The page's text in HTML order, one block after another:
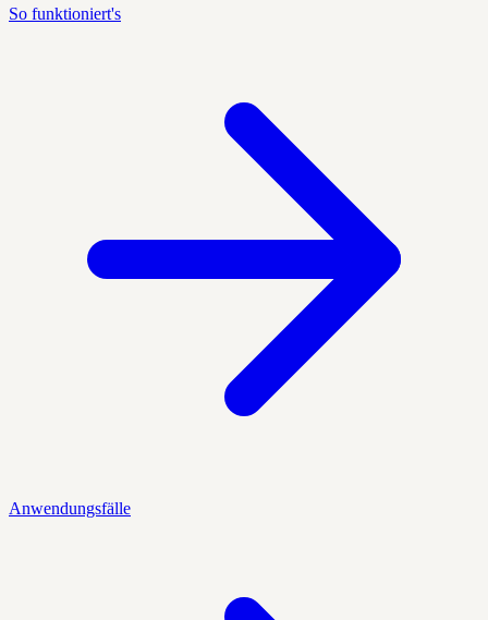
So funktioniert's
Anwendungsfälle